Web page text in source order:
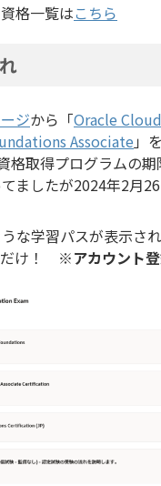
格一覧はこちら
ジから「Oracle
Associate 」
格取得プログラムの期
てましたが2024年2月
な学習パスが表示さ
だけ！ ※アカウント